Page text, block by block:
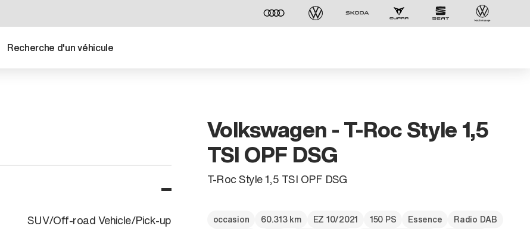
Recherche d'un véhicule
SUV/Off-road Vehicle/Pick-up
Volkswagen - T-Roc Style 1,5
TSI OPF DSG
T-Roc Style 1,5 TSI OPF DSG
occasion 60.313 km EZ 10/2021 150 PS Essence
Radio DAB